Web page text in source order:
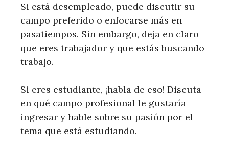
Si está desempleado, puede discutir su
campo preferido o enfocarse más en
pasatiempos. Sin embargo, deja en claro
que eres trabajador y que estás buscando
trabajo.
Si eres estudiante, ¡habla de eso! Discuta
en qué campo profesional le gustaría
ingresar y hable sobre su pasión por el
tema que está estudiando.